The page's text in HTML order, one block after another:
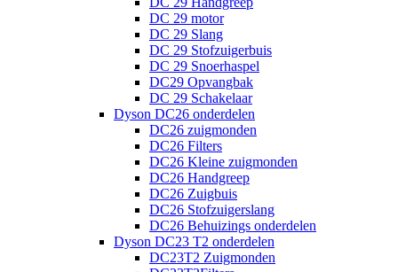
DC 29 motor
DC 29 Slang
DC 29 Stofzuigerbuis
DC 29 Snoerhaspel
DC29 Opvangbak
DC 29 Schakelaar
Dyson DC26 onderdelen
DC26 zuigmonden
DC26 Filters
DC26 Kleine zuigmonden
DC26 Handgreep
DC26 Zuigbuis
DC26 Stofzuigerslang
DC26 Behuizings onderdelen
Dyson DC23 T2 onderdelen
DC23T2 Zuigmonden